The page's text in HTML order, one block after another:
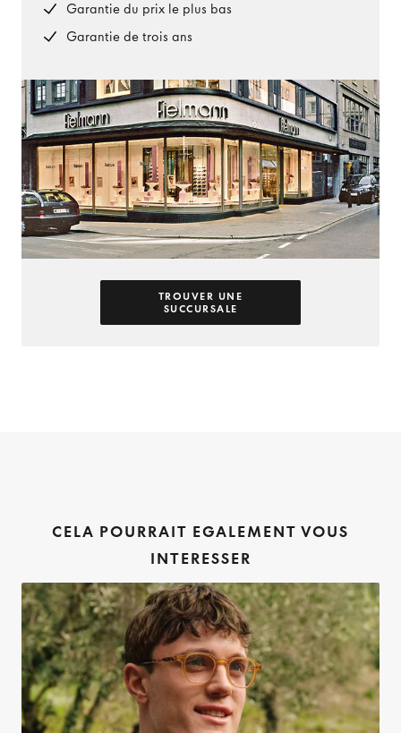
Garantie du prix le plus bas
Garantie de trois ans
TROUVER UNE
SUCCURSALE
CELA POURRAIT EGALEMENT VOUS
INTERESSER